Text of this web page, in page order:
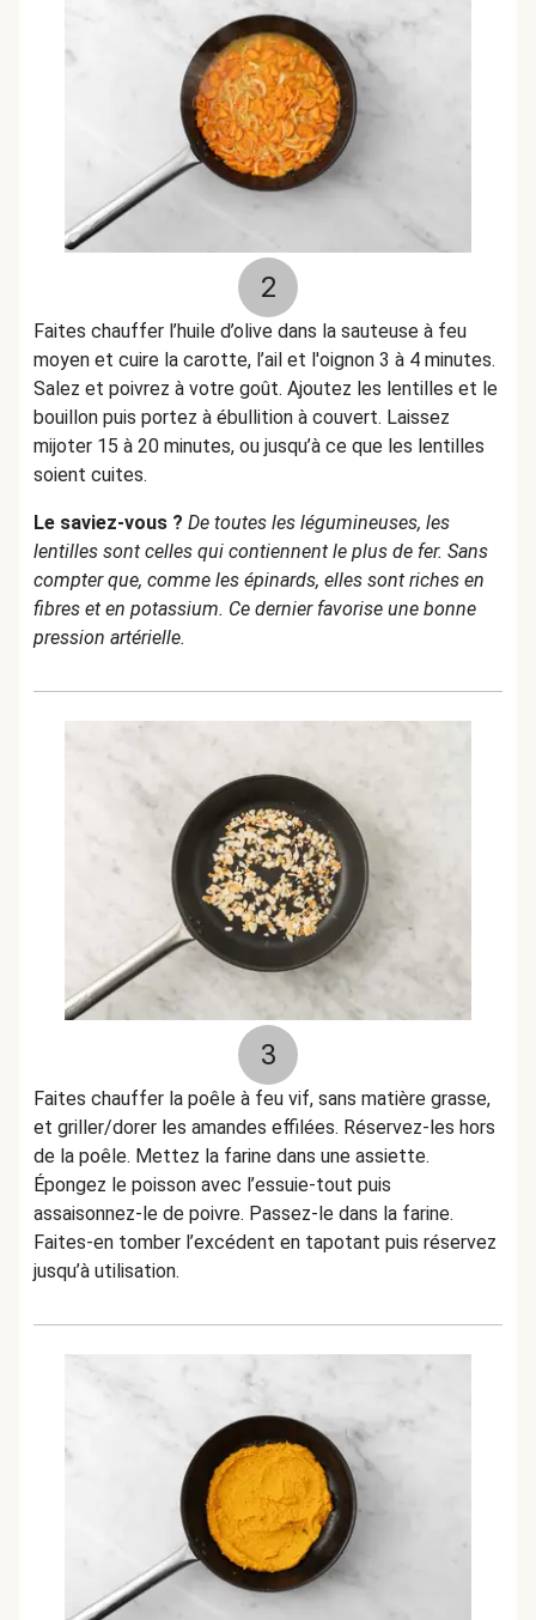
2
Faites chauffer l’huile d’olive dans la sauteuse à feu
moyen et cuire la carotte, l’ail et l'oignon 3 à 4 minutes.
Salez et poivrez à votre goût. Ajoutez les lentilles et le
bouillon puis portez à ébullition à couvert. Laissez
mijoter 15 à 20 minutes, ou jusqu’à ce que les lentilles
soient cuites.
Le saviez-vous ? De toutes les légumineuses, les
lentilles sont celles qui contiennent le plus de fer. Sans
compter que, comme les épinards, elles sont riches en
fibres et en potassium. Ce dernier favorise une bonne
pression artérielle.
3
Faites chauffer la poêle à feu vif, sans matière grasse,
et griller/dorer les amandes effilées. Réservez-les hors
de la poêle. Mettez la farine dans une assiette.
Épongez le poisson avec l’essuie-tout puis
assaisonnez-le de poivre. Passez-le dans la farine.
Faites-en tomber l’excédent en tapotant puis réservez
jusqu’à utilisation.